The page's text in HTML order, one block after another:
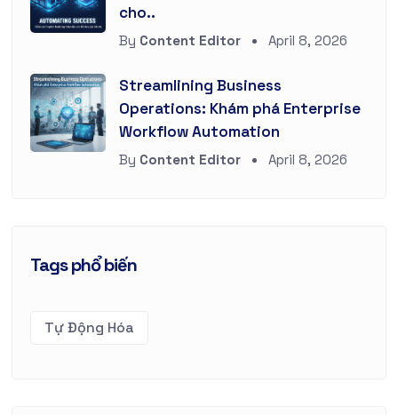
cho..
By Content Editor April 8, 2026
Streamlining Business
Operations: Khám phá Enterprise
Workflow Automation
By Content Editor April 8, 2026
Tags phổ biến
Tự Động Hóa